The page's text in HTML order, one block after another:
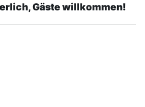
Gäste willkommen!